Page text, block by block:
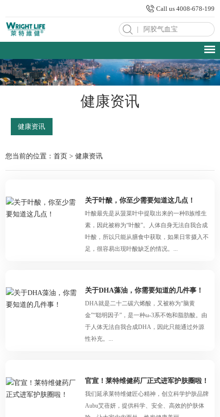
Call us 4008-678-199
健康资讯
健康资讯
您当前的位置：首页 >健康资讯
关于叶酸，你至少需要知道这几点！
叶酸最先是从菠菜叶中提取出来的一种B族维生
素，因此被称为“叶酸”。人体自身无法自我合成
叶酸，所以只能从膳食中获取，如果日常摄入不
足，很容易出现叶酸缺乏的情况。...
关于DHA藻油，你需要知道的几件事！
DHA就是二十二碳六烯酸，又被称为“脑黄
金”“聪明因子”，是一种ω-3系不饱和脂肪酸。由
于人体无法自我合成DHA，因此只能通过外源
性补充。...
官宣！莱特维健药厂正式进军护肤圈啦！
我们延承莱特维健匠心精神，创立科学护肤品牌
Aubu艾蓓妍，提供科学、安全、高效的护肤体